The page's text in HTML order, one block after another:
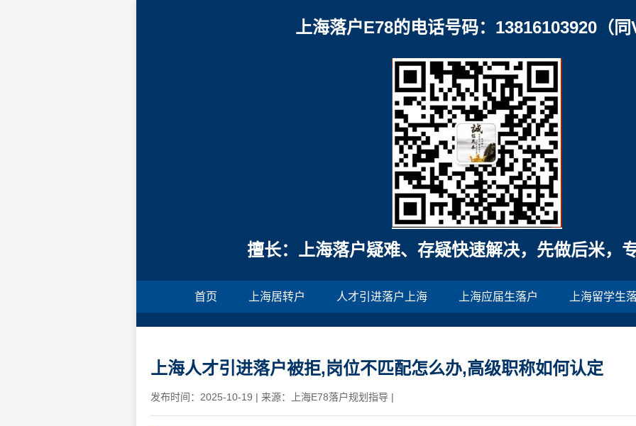
上海落户E78的电话号码：13816103920（同
擅长：上海落户疑难、存疑快速解决，先做后米，
首页 上海居转户 人才引进落户上海 上海应届生落户 上海留学生
上海人才引进落户被拒,岗位不匹配怎么办,高级职称如何认定
发布时间：2025-10-19 | 来源：上海E78落户规划指导 |